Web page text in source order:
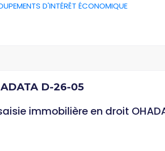
D'INTÉRÊT ÉCONOMIQUE
D-26-05
immobilière en droit